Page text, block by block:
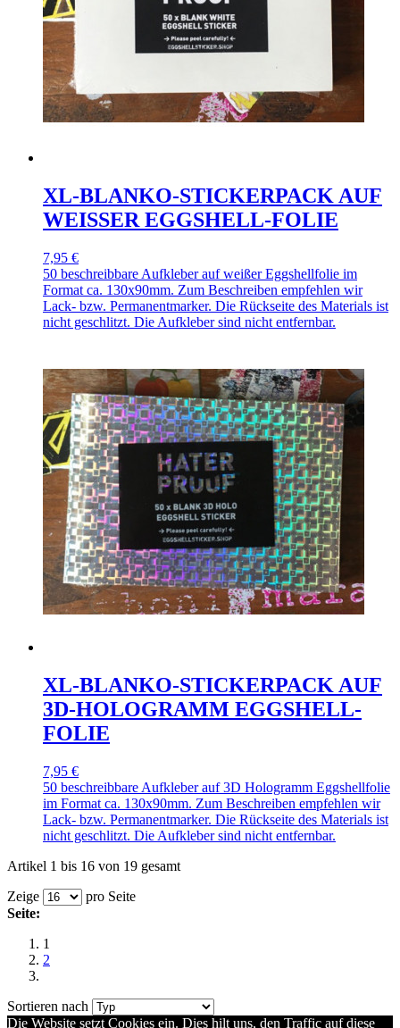
XL-BLANKO-STICKERPACK AUF
WEISSER EGGSHELL-FOLIE
7,95 €
50 beschreibbare Aufkleber auf weißer Eggshellfolie im
Format ca. 130x90mm. Zum Beschreiben empfehlen wir
Lack- bzw. Permanentmarker. Die Rückseite des Materials ist
nicht geschlitzt. Die Aufkleber sind nicht entfernbar.
XL-BLANKO-STICKERPACK AUF
3D-HOLOGRAMM EGGSHELL-
FOLIE
7,95 €
50 beschreibbare Aufkleber auf 3D Hologramm Eggshellfolie
im Format ca. 130x90mm. Zum Beschreiben empfehlen wir
Lack- bzw. Permanentmarker. Die Rückseite des Materials ist
nicht geschlitzt. Die Aufkleber sind nicht entfernbar.
Artikel 1 bis 16 von 19 gesamt
Zeige
pro Seite
Seite:
1
2
Sortieren nach
Die Website setzt Cookies ein. Dies hilt uns, den Traffic auf diese